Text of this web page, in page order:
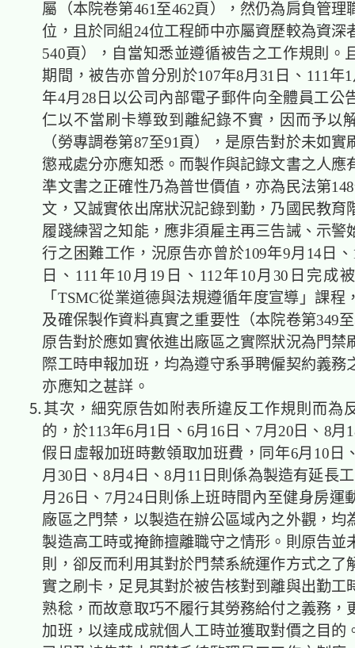
屬（本院卷第461至462頁），然仍為肩負管理
位，且於同組24位工程師中亦屬資歷較為資深
540頁），自當知悉並遵循被告之工作規則。
期間，被告亦曾分別於107年8月31日、111年
年4月28日以公司內部電子郵件向全體員工公
仁以不當刷卡導致到離紀錄不實，因而予以
（勞專調卷第87至91頁），是原告對於未如實
懲戒處分亦應知悉。而製作與記錄文書之人應
準文書之正確性乃為普世價值，亦為民法第
文，又誠實依出席狀況記錄到勤，乃國民教育
履踐練習之知能，應非須雇主再三告誡、示警
行之困難工作，況原告亦曾於109年9月14日、
日、111年10月19日、112年10月30日完成
「TSMC從業道德與法規遵循年度宣導」課程
及確保製作資料真實之重要性（本院卷第349
原告對於應如實依進出廠區之實際狀況為門禁
際工時申報加班，均為遵守系爭聘僱契約義務
亦應知之甚詳。
⒌其次，細究原告如附表所違反工作規則而為
的，於113年6月1日、6月16日、7月20日、8月
假日虛報加班時數領取加班費，同年6月10日
月30日、8月4日、8月11日則係為製造有延長
月26日、7月24日則係上班時間內至健身房運
廠區之門禁，以製造在辦公區域內之外觀，均
製造高工時或掩飾擅離職守之情形。則原告並
則，卻反而利用其對於門禁系統運作方式之了
實之刷卡，足見其對於被告核對到離與出勤工
熟稔，而故意取巧不履行其勞務給付之義務，
加班，以達成成就個人工時並獲取對價之目的